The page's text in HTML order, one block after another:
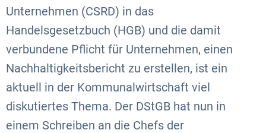
Unternehmen (CSRD) in das
Handelsgesetzbuch (HGB) und die damit
verbundene Pflicht für Unternehmen, einen
Nachhaltigkeitsbericht zu erstellen, ist ein
aktuell in der Kommunalwirtschaft viel
diskutiertes Thema. Der DStGB hat nun in
einem Schreiben an die Chefs der